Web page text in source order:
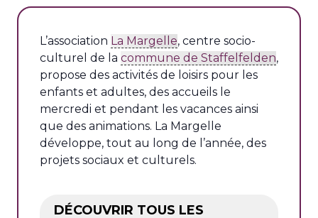
L’association La Margelle, centre socio-
culturel de la commune de Staffelfelden,
propose des activités de loisirs pour les
enfants et adultes, des accueils le
mercredi et pendant les vacances ainsi
que des animations. La Margelle
développe, tout au long de l’année, des
projets sociaux et culturels.
DÉCOUVRIR TOUS LES